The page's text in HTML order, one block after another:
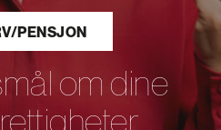
PENSJON
om dine